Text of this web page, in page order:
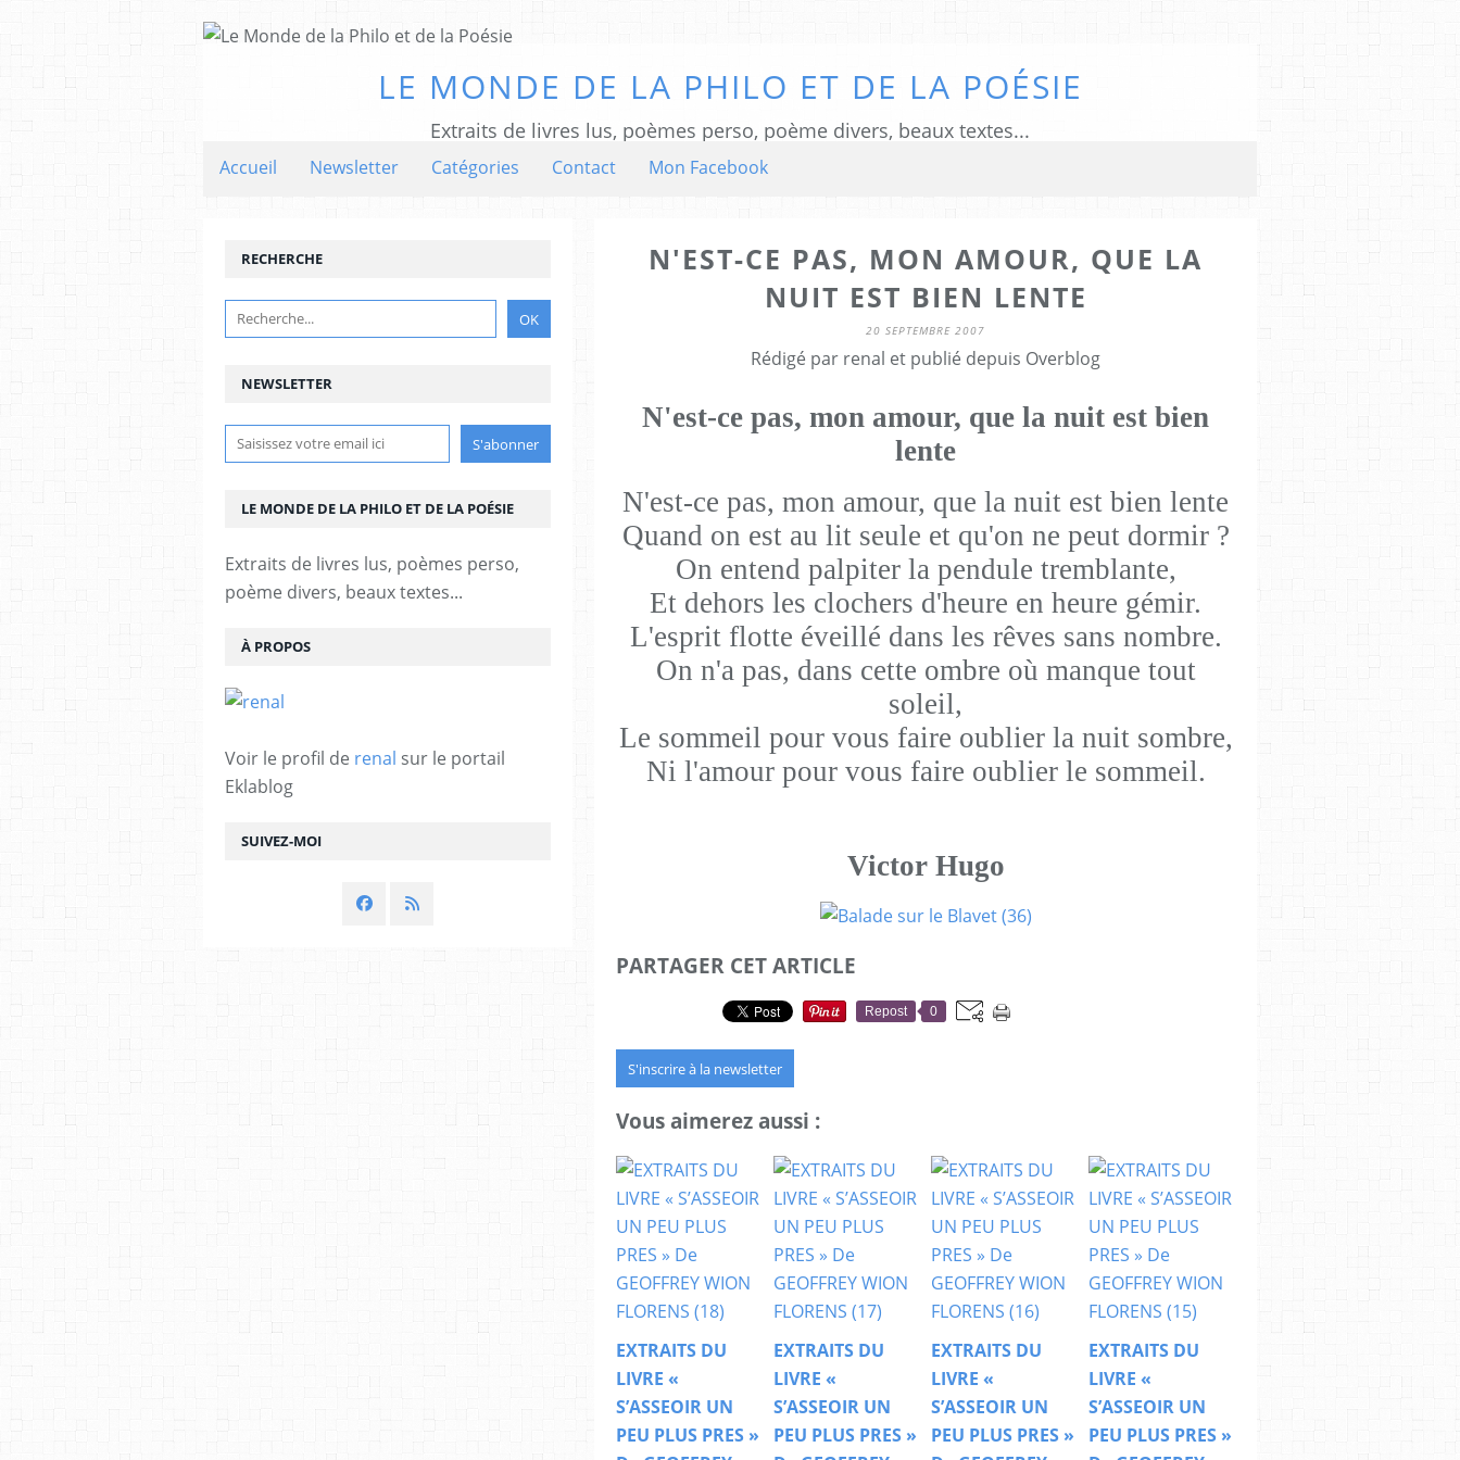
LE MONDE DE LA PHILO ET DE LA POÉSIE
Extraits de livres lus, poèmes perso, poème divers, beaux textes...
Accueil Newsletter Catégories Contact Mon Facebook
N'EST-CE PAS, MON AMOUR, QUE LA
NUIT EST BIEN LENTE
20 SEPTEMBRE 2007
Rédigé par renal et publié depuis Overblog
N'est-ce pas, mon amour, que la nuit est bien
lente
N'est-ce pas, mon amour, que la nuit est bien lente
Quand on est au lit seule et qu'on ne peut dormir ?
On entend palpiter la pendule tremblante,
Et dehors les clochers d'heure en heure gémir.
L'esprit flotte éveillé dans les rêves sans nombre.
On n'a pas, dans cette ombre où manque tout
soleil,
Le sommeil pour vous faire oublier la nuit sombre,
Ni l'amour pour vous faire oublier le sommeil.
Victor Hugo
PARTAGER CET ARTICLE
Repost 0
S'inscrire à la newsletter
Vous aimerez aussi :
EXTRAITS DU
LIVRE «
S’ASSEOIR UN
PEU PLUS PRES »
EXTRAITS DU
LIVRE «
S’ASSEOIR UN
PEU PLUS PRES »
EXTRAITS DU
LIVRE «
S’ASSEOIR UN
PEU PLUS PRES »
EXTRAITS DU
LIVRE «
S’ASSEOIR UN
PEU PLUS PRES »
NEWSLETTER
SUIVEZ-MOI
RECHERCHE
LE MONDE DE LA PHILO ET DE LA POÉSIE
Extraits de livres lus, poèmes perso,
poème divers, beaux textes...
À PROPOS
Voir le profil de renal sur le portail
Eklablog